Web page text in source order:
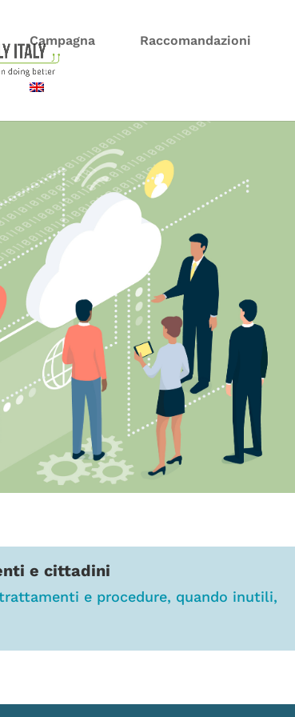
Campagna Raccomandazioni
e cittadini
e procedure, quando inutili,